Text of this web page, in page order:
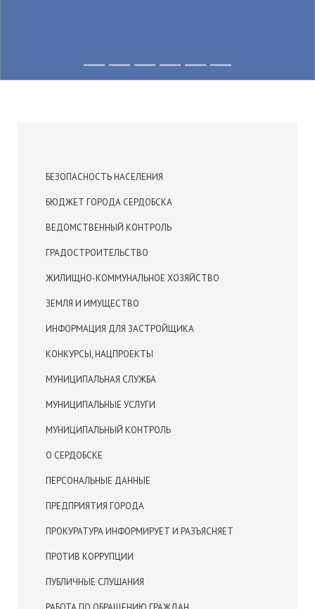
БЕЗОПАСНОСТЬ НАСЕЛЕНИЯ
БЮДЖЕТ ГОРОДА СЕРДОБСКА
ВЕДОМСТВЕННЫЙ КОНТРОЛЬ
ГРАДОСТРОИТЕЛЬСТВО
ЖИЛИЩНО-КОММУНАЛЬНОЕ ХОЗЯЙСТВО
ЗЕМЛЯ И ИМУЩЕСТВО
ИНФОРМАЦИЯ ДЛЯ ЗАСТРОЙЩИКА
КОНКУРСЫ, НАЦПРОЕКТЫ
МУНИЦИПАЛЬНАЯ СЛУЖБА
МУНИЦИПАЛЬНЫЕ УСЛУГИ
МУНИЦИПАЛЬНЫЙ КОНТРОЛЬ
О СЕРДОБСКЕ
ПЕРСОНАЛЬНЫЕ ДАННЫЕ
ПРЕДПРИЯТИЯ ГОРОДА
ПРОКУРАТУРА ИНФОРМИРУЕТ И РАЗЪЯСНЯЕТ
ПРОТИВ КОРРУПЦИИ
ПУБЛИЧНЫЕ СЛУШАНИЯ